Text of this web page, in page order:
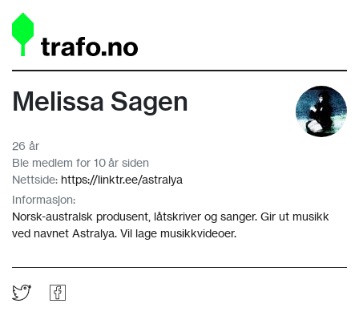
Melissa Sagen
26 år
Ble medlem for 10 år siden
Nettside: https://linktr.ee/astralya
Informasjon:
Norsk-australsk produsent, låtskriver og sanger. Gir ut musikk
ved navnet Astralya. Vil lage musikkvideoer.